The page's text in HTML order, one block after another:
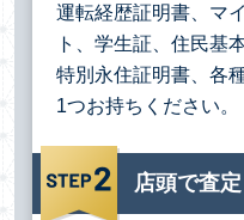
運転経歴証明書、マ
ト、学生証、住民基
特別永住証明書、各
1つお持ちください。
店頭で査定